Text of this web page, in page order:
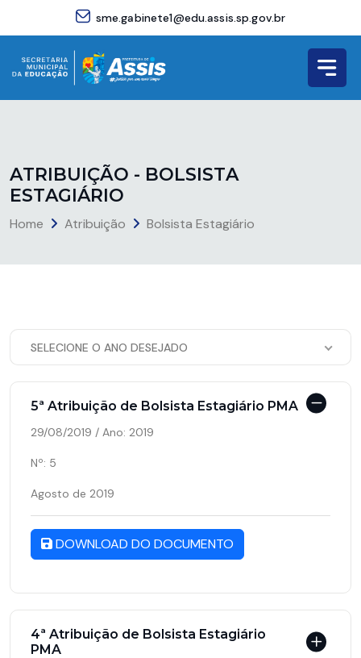
sme.gabinete1@edu.assis.sp.gov.br
ATRIBUIÇÃO - BOLSISTA
ESTAGIÁRIO
Home Atribuição Bolsista Estagiário
SELECIONE O ANO DESEJADO
5ª Atribuição de Bolsista Estagiário PMA
29/08/2019 / Ano: 2019
Nº: 5
Agosto de 2019
DOWNLOAD DO DOCUMENTO
4ª Atribuição de Bolsista Estagiário
PMA